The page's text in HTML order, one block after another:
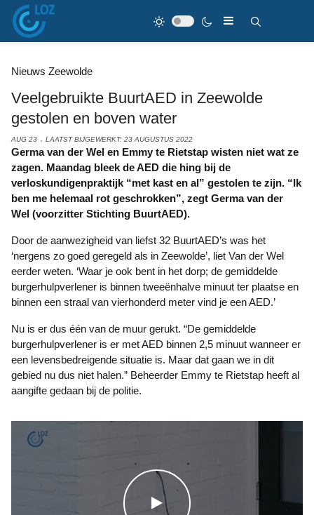
Nieuws Zeewolde
Veelgebruikte BuurtAED in Zeewolde
gestolen en boven water
AUG 23 LAATST BIJGEWERKT: 23 AUGUSTUS 2022
Germa van der Wel en Emmy te Rietstap wisten niet wat ze
zagen. Maandag bleek de AED die hing bij de
verloskundigenpraktijk “met kast en al” gestolen te zijn. “Ik
ben me helemaal rot geschrokken”, zegt Germa van der
Wel (voorzitter Stichting BuurtAED).
Door de aanwezigheid van liefst 32 BuurtAED’s was het
‘nergens zo goed geregeld als in Zeewolde’, liet Van der Wel
eerder weten. ‘Waar je ook bent in het dorp; de gemiddelde
burgerhulpverlener is binnen tweeënhalve minuut ter plaatse en
binnen een straal van vierhonderd meter vind je een AED.’
Nu is er dus één van de muur gerukt. “De gemiddelde
burgerhulpverlener is er met AED binnen 2,5 minuut wanneer er
een levensbedreigende situatie is. Maar dat gaan we in dit
gebied nu dus niet halen.” Beheerder Emmy te Rietstap heeft al
aangifte gedaan bij de politie.
WATCH THE VIDEO